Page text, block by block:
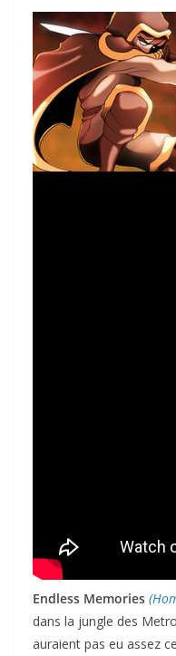
Endless Memories
dans la jungle des
auraient pas eu assez